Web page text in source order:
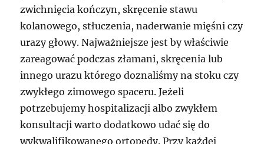
zwichnięcia kończyn, skręcenie stawu
kolanowego, stłuczenia, naderwanie mięśni czy
urazy głowy. Najważniejsze jest by właściwie
zareagować podczas złamani, skręcenia lub
innego urazu którego doznaliśmy na stoku czy
zwykłego zimowego spaceru. Jeżeli
potrzebujemy hospitalizacji albo zwykłem
konsultacji warto dodatkowo udać się do
wykwalifikowanego ortopedy. Przy każdej